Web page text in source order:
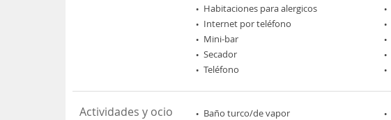
Habitaciones para alergicos
Internet por teléfono
Mini-bar
Secador
Teléfono
Actividades y ocio Baño turco/de vapor